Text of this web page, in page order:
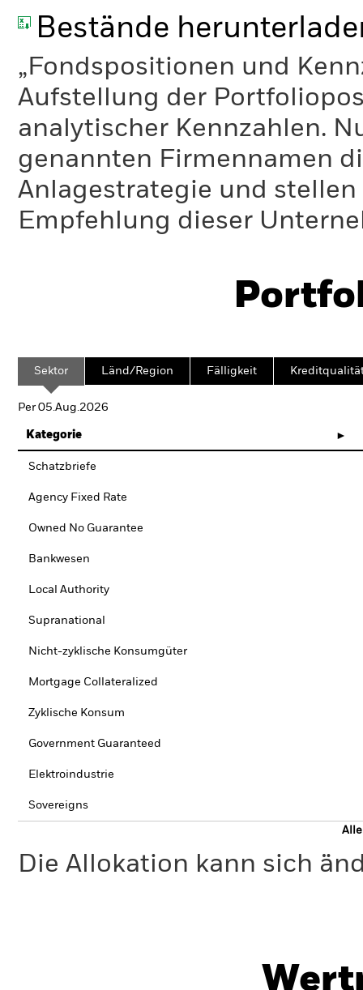
Bestände
„Fondspositionen und
Aufstellung der
analytischer Kennzahlen.
genannten Firmennamen
Anlagestrategie und
Empfehlung dieser
Sektor Länd/Region Fälligkeit
Per 05.Aug.2026
Kategorie
Schatzbriefe
Agency Fixed Rate
Owned No Guarantee
Bankwesen
Local Authority
Supranational
Nicht-zyklische Konsumgüter
Mortgage Collateralized
Zyklische Konsum
Government Guaranteed
Elektroindustrie
Sovereigns
Die Allokation kann sich